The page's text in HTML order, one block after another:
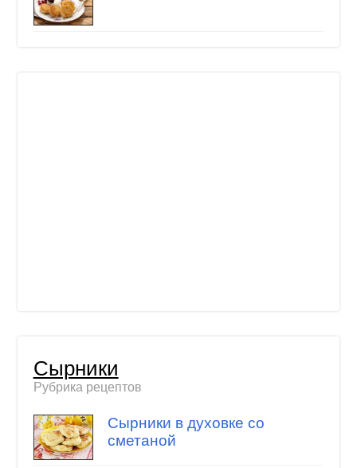
Сырники
Рубрика рецептов
Сырники в духовке со
сметаной